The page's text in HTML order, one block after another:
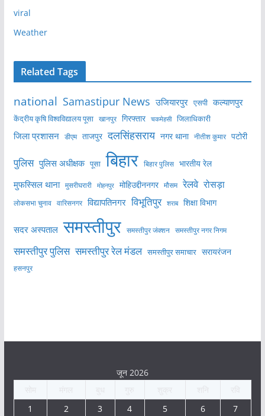
viral
Weather
Related Tags
national Samastipur News उजियारपुर एसपी कल्याणपुर
केंद्रीय कृषि विश्वविद्यालय पूसा खानपुर गिरफ्तार चकमेहसी जिलाधिकारी
जिला प्रशासन डीएम ताजपुर दलसिंहसराय नगर थाना नीतीश कुमार पटोरी
पुलिस पुलिस अधीक्षक पूसा बिहार बिहार पुलिस भारतीय रेल
मुफस्सिल थाना मुसरीघरारी मोहनपुर मोहिउद्दीननगर मौसम रेलवे रोसड़ा
लोकसभा चुनाव वारिसनगर विद्यापतिनगर विभूतिपुर शराब शिक्षा विभाग
सदर अस्पताल समस्तीपुर समस्तीपुर जंक्शन समस्तीपुर नगर निगम
समस्तीपुर पुलिस समस्तीपुर रेल मंडल समस्तीपुर समाचार सरायरंजन
हसनपुर
जून 2026
1
2 3 4 5 6 7